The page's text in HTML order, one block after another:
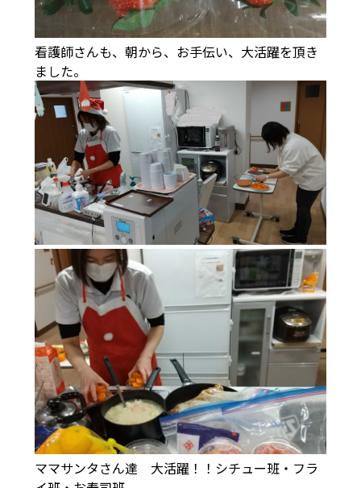
看護師さんも、朝から、お手伝い、大活躍を頂き
ました。
ママサンタさん達 大活躍！！シチュー班・フラ